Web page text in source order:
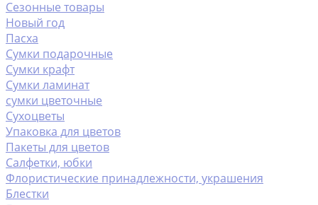
Сезонные товары
Новый год
Пасха
Сумки подарочные
Сумки крафт
Сумки ламинат
сумки цветочные
Сухоцветы
Упаковка для цветов
Пакеты для цветов
Салфетки, юбки
Флористические принадлежности, украшения
Блестки